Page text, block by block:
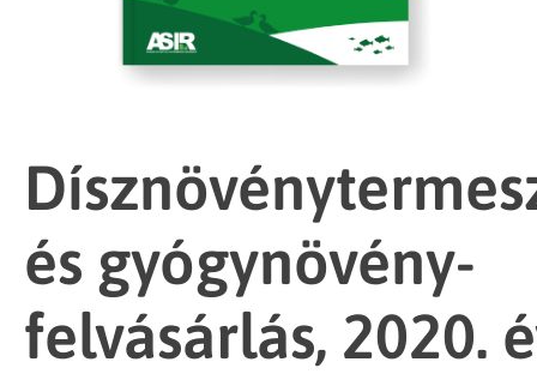
és gyógynövény-
felvásárlás, 2020.